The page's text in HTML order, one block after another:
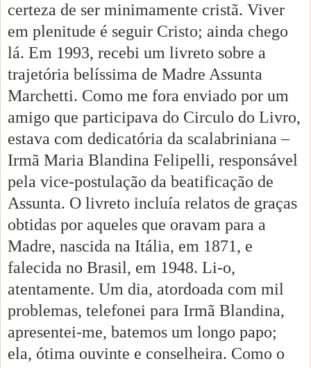
certeza de ser minimamente cristã. Viver
em plenitude é seguir Cristo; ainda chego
lá. Em 1993, recebi um livreto sobre a
trajetória belíssima de Madre Assunta
Marchetti. Como me fora enviado por um
amigo que participava do Circulo do Livro,
estava com dedicatória da scalabriniana –
Irmã Maria Blandina Felipelli, responsável
pela vice-postulação da beatificação de
Assunta. O livreto incluía relatos de graças
obtidas por aqueles que oravam para a
Madre, nascida na Itália, em 1871, e
falecida no Brasil, em 1948. Li-o,
atentamente. Um dia, atordoada com mil
problemas, telefonei para Irmã Blandina,
apresentei-me, batemos um longo papo;
ela, ótima ouvinte e conselheira. Como o